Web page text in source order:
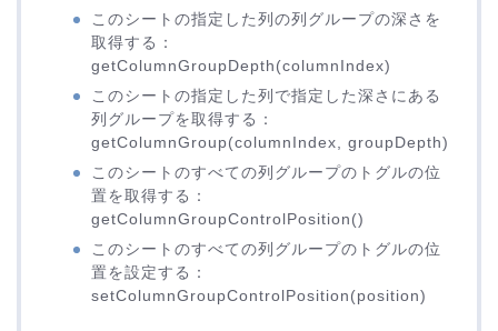
このシートの指定した列の列グループの深さを
取得する：
getColumnGroupDepth(columnIndex)
このシートの指定した列で指定した深さにある
列グループを取得する：
getColumnGroup(columnIndex, groupDepth)
このシートのすべての列グループのトグルの位
置を取得する：
getColumnGroupControlPosition()
このシートのすべての列グループのトグルの位
置を設定する：
setColumnGroupControlPosition(position)